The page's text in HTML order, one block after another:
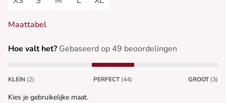
Maattabel
Hoe valt het? Gebaseerd op 49 beoordelingen
KLEIN (2) PERFECT (44) GROOT (3)
Kies je gebruikelijke maat.